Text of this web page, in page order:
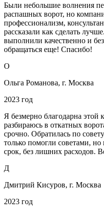
Были небольшие волнения
распашных ворот, но
профессионализм,
рассказали как сделать
выполнили качественно и
обращаться еще! Спасибо!
О
Ольга Романова, г. Москва
2023 год
Я безмерно благодарна
разбираюсь в откатных
срочно. Обратилась по
только помогли советами,
срок, без лишних расходов.
Д
Дмитрий Кисуров, г. Москва
2023 год